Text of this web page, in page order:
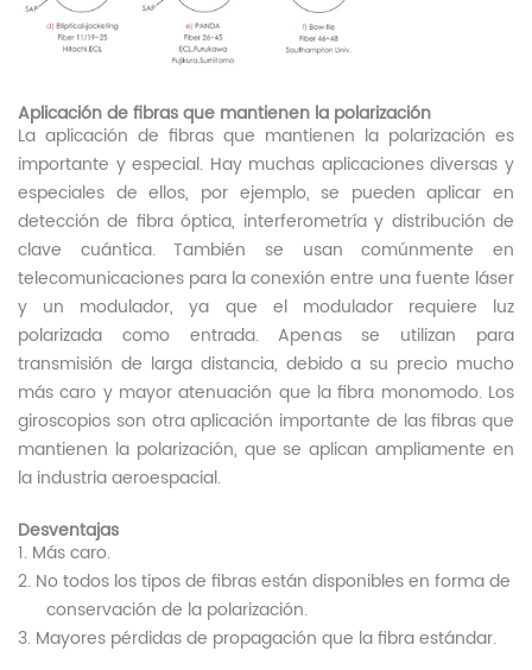
Aplicación de fibras que mantienen la polarización
La aplicación de fibras que mantienen la polarización es
importante y especial. Hay muchas aplicaciones diversas y
especiales de ellos, por ejemplo, se pueden aplicar en
detección de fibra óptica, interferometría y distribución de
clave cuántica. También se usan comúnmente en
telecomunicaciones para la conexión entre una fuente láser
y un modulador, ya que el modulador requiere luz
polarizada como entrada. Apenas se utilizan para
transmisión de larga distancia, debido a su precio mucho
más caro y mayor atenuación que la fibra monomodo. Los
giroscopios son otra aplicación importante de las fibras que
mantienen la polarización, que se aplican ampliamente en
la industria aeroespacial.
Desventajas
1. Más caro.
2. No todos los tipos de fibras están disponibles en forma de
conservación de la polarización.
3. Mayores pérdidas de propagación que la fibra estándar.